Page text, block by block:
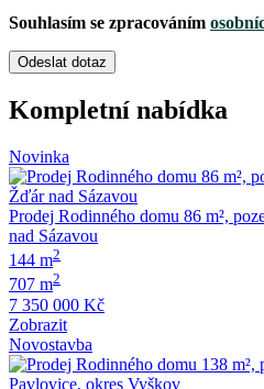
Souhlasím se zpracováním
Odeslat dotaz
Kompletní nabídka
Novinka
Prodej Rodinného domu 86 m²,
nad Sázavou
144 m2
707 m2
7 350 000 Kč
Zobrazit
Novostavba